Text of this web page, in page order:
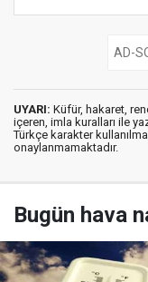
UYARI: Küfür, hakaret,
içeren, imla kuralları ile
Türkçe karakter
onaylanmamaktadır.
Bugün hava